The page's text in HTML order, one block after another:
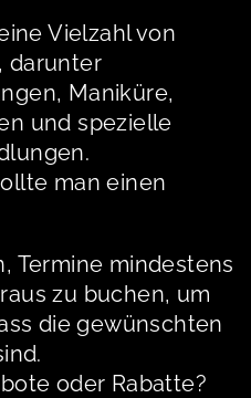
Vielzahl von
darunter
Maniküre,
und spezielle
man einen
Termine mindestens
zu buchen, um
die gewünschten
oder Rabatte?